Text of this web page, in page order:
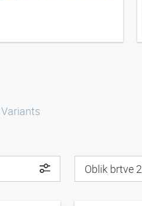
Variants
Oblik brtve 2